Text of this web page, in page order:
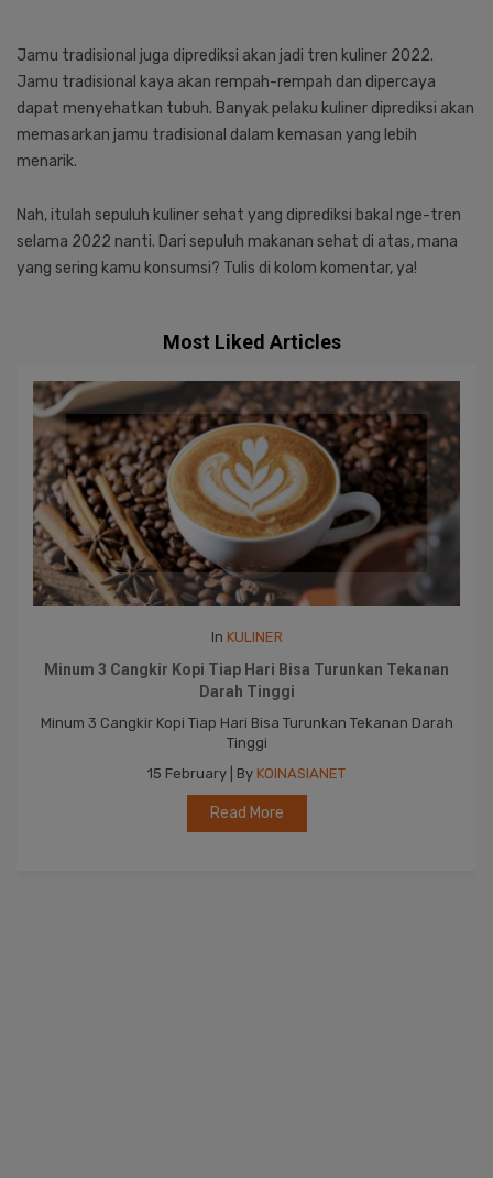
Jamu tradisional juga diprediksi akan jadi tren kuliner 2022.
Jamu tradisional kaya akan rempah-rempah dan dipercaya
dapat menyehatkan tubuh. Banyak pelaku kuliner diprediksi akan
memasarkan jamu tradisional dalam kemasan yang lebih
menarik.
Nah, itulah sepuluh kuliner sehat yang diprediksi bakal nge-tren
selama 2022 nanti. Dari sepuluh makanan sehat di atas, mana
yang sering kamu konsumsi? Tulis di kolom komentar, ya!
Most Liked Articles
In KULINER
Minum 3 Cangkir Kopi Tiap Hari Bisa Turunkan Tekanan
Darah Tinggi
Minum 3 Cangkir Kopi Tiap Hari Bisa Turunkan Tekanan Darah
Tinggi
15 February | By KOINASIANET
Read More